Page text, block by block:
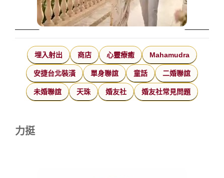
埋入射出 商店 心靈療癒 Mahamudra
安捷台北裝潢 單身聯誼 童話 二婚聯誼
未婚聯誼 天珠 婚友社 婚友社常見問題
力挺